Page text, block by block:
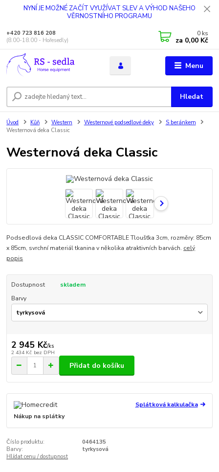
NYNÍ JE MOŽNÉ ZAČÍT VYUŽÍVAT SLEV A VÝHOD NAŠEHO
VĚRNOSTNÍHO PROGRAMU
Menu
Hledat
+420 723 816 208
(8.00-18.00 - Hořesedly)
0 ks
za 0,00 Kč
Úvod Kůň Western Westernové podsedlové deky
S beránkem
Westernová deka Classic
Westernová deka Classic
Podsedlová deka CLASSIC COMFORTABLE Tloušťka 3cm, rozměry: 85cm
x 85cm, svrchní materiál tkanina v několika atraktivních barvách. celý
popis
Dostupnost
skladem
Barvy
2 945 Kč/ks
2 434 Kč bez DPH
Přidat do košíku
Splátková kalkulačka
Nákup na splátky
Číslo produktu:
0464135
Barvy:
tyrkysová
Hlídat cenu / dostupnost